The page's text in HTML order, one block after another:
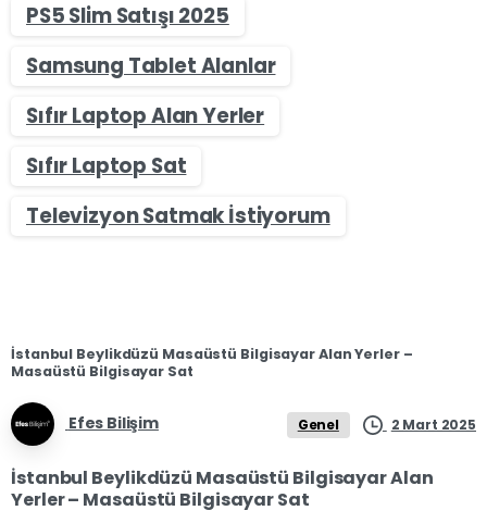
PS5 Slim Satışı 2025
Samsung Tablet Alanlar
Sıfır Laptop Alan Yerler
Sıfır Laptop Sat
Televizyon Satmak İstiyorum
İstanbul Beylikdüzü Masaüstü Bilgisayar Alan Yerler –
Masaüstü Bilgisayar Sat
Efes Bilişim Genel 2 Mart 2025
İstanbul Beylikdüzü Masaüstü Bilgisayar Alan
Yerler – Masaüstü Bilgisayar Sat